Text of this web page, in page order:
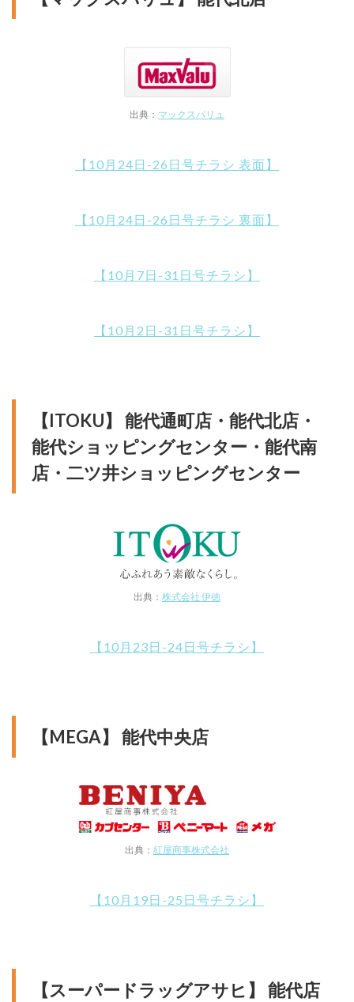
出典： マックスバリュ
【10月24日-26日号チラシ 表面】
【10月24日-26日号チラシ 裏面】
【10月7日-31日号チラシ】
【10月2日-31日号チラシ】
【ITOKU】 能代通町店・能代北店・
能代ショッピングセンター・能代南
店・二ツ井ショッピングセンター
出典： 株式会社 伊徳
【10月23日-24日号チラシ】
【MEGA】 能代中央店
出典： 紅屋商事株式会社
【10月19日-25日号チラシ】
【スーパードラッグアサヒ】 能代店